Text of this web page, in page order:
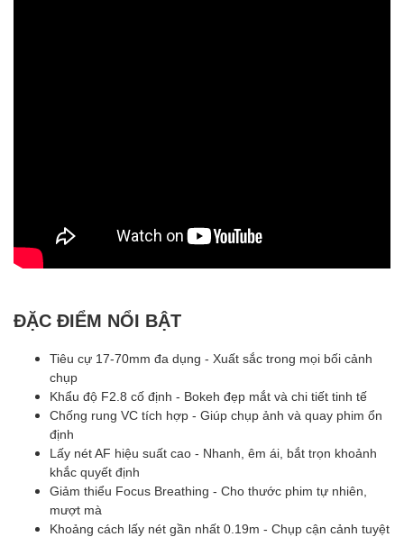
ĐẶC ĐIỂM NỔI BẬT
Tiêu cự 17-70mm đa dụng - Xuất sắc trong mọi bối cảnh
chụp
Khẩu độ F2.8 cố định - Bokeh đẹp mắt và chi tiết tinh tế
Chống rung VC tích hợp - Giúp chụp ảnh và quay phim ổn
định
Lấy nét AF hiệu suất cao - Nhanh, êm ái, bắt trọn khoảnh
khắc quyết định
Giảm thiểu Focus Breathing - Cho thước phim tự nhiên,
mượt mà
Khoảng cách lấy nét gần nhất 0.19m - Chụp cận cảnh tuyệt